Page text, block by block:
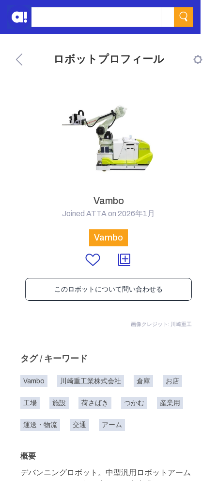
ロボットプロフィール
Vambo
Joined ATTA on 2026年1月
Vambo
このロボットについて問い合わせる
画像クレジット: 川崎重工
タグ / キーワード
Vambo 川崎重工業株式会社 倉庫 お店
工場 施設 荷さばき つかむ 産業用
運送・物流 交通 アーム
概要
デバンニングロボット。中型汎用ロボットアーム